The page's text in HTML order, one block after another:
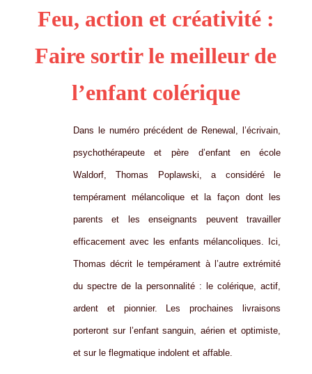
Feu, action et créativité :
Faire sortir le meilleur de
l’enfant colérique
Dans le numéro précédent de Renewal, l’écrivain,
psychothérapeute et père d’enfant en école
Waldorf, Thomas Poplawski, a considéré le
tempérament mélancolique et la façon dont les
parents et les enseignants peuvent travailler
efficacement avec les enfants mélancoliques. Ici,
Thomas décrit le tempérament à l’autre extrémité
du spectre de la personnalité : le colérique, actif,
ardent et pionnier. Les prochaines livraisons
porteront sur l’enfant sanguin, aérien et optimiste,
et sur le flegmatique indolent et affable.